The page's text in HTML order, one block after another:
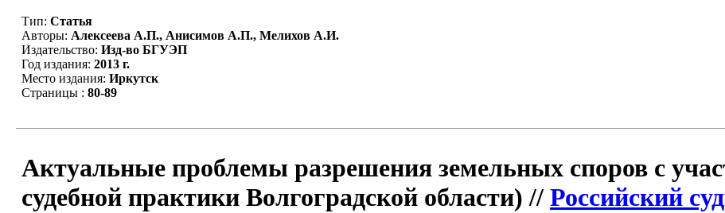
Тип: Статья
Авторы: Алексеева А.П., Анисимов А.П., Мелихов А.И.
Издательство: Изд-во БГУЭП
Год издания: 2013 г.
Место издания: Иркутск
Страницы : 80-89
Актуальные проблемы разрешения земельных споров с
судебной практики Волгоградской области) // Российский